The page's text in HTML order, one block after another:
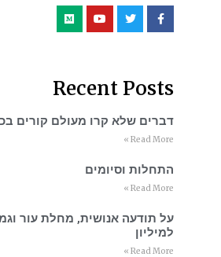
Recent Posts
דברים שלא קרו מעולם קורים
Read More »
התחלות וסיומים
Read More »
על תודעה אנושית, מחלת עור
למיליון
Read More »